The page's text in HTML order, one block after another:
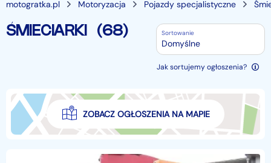
motogratka.pl Motoryzacja Pojazdy specjalistyczne
ŚMIECIARKI (68) Sortowanie
Domyślne
Jak sortujemy ogłoszenia?
ZOBACZ OGŁOSZENIA NA MAPIE